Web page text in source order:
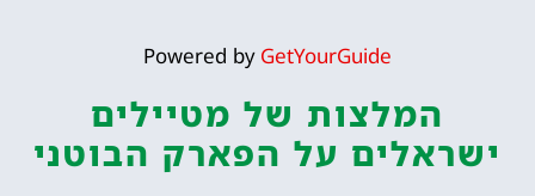
Powered by GetYourGuide
המלצות של מטיילים
ישראלים על הפארק הבוטני